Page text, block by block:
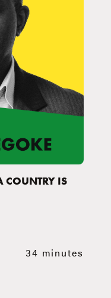
COUNTRY IS
34 minutes